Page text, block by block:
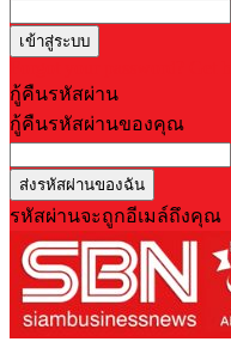
กู้คืนรหัสผ่าน
กู้คืนรหัสผ่านของคุณ
รหัสผ่านจะถูกอีเมล์ถึงคุณ